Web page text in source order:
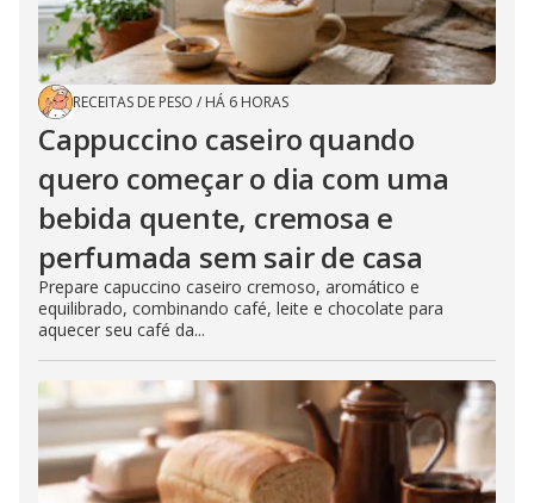
RECEITAS DE PESO / HÁ 6 HORAS
Cappuccino caseiro quando
quero começar o dia com uma
bebida quente, cremosa e
perfumada sem sair de casa
Prepare capuccino caseiro cremoso, aromático e
equilibrado, combinando café, leite e chocolate para
aquecer seu café da...